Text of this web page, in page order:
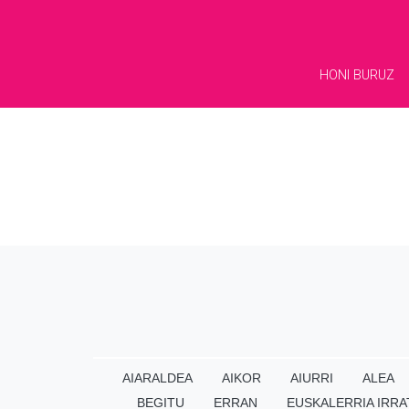
HONI BURUZ
AIARALDEA AIKOR AIURRI ALEA
BEGITU
ERRAN EUSKALERRIA